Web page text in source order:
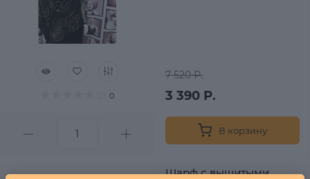
0
7 520 Р.
3 390 Р.
В корзину
Шарф с вышитыми